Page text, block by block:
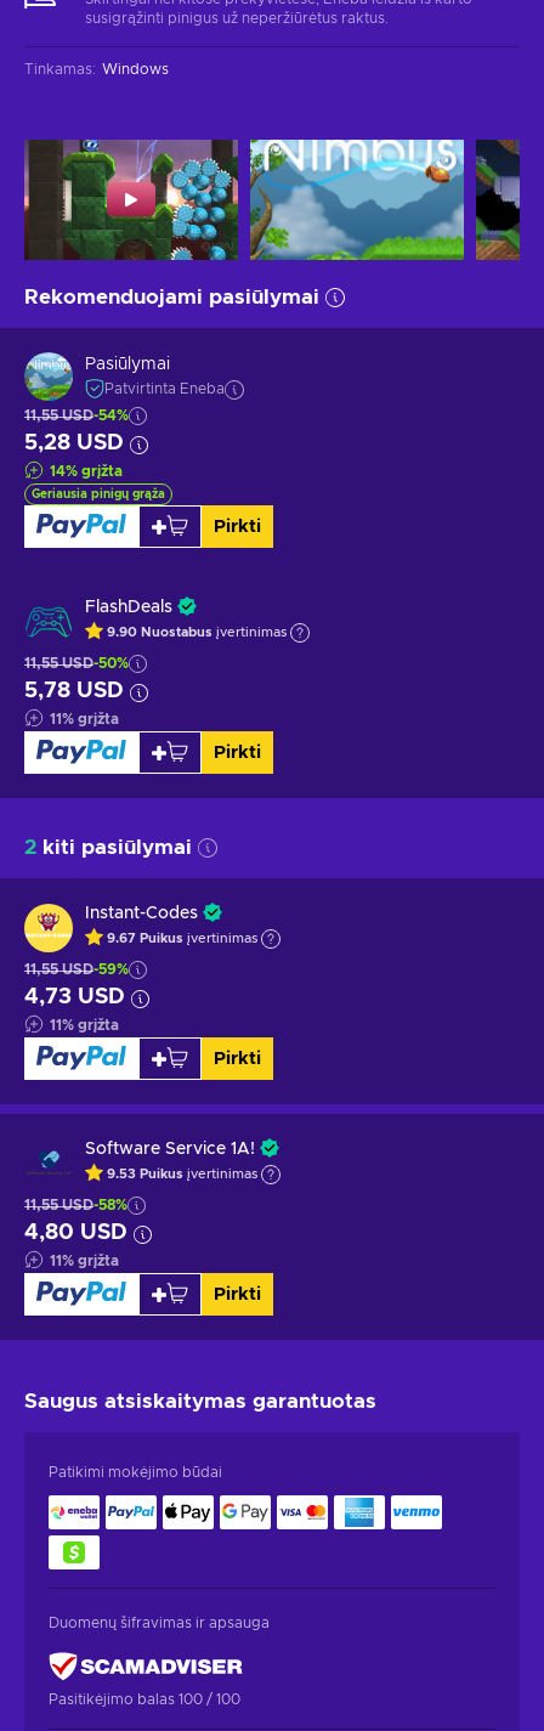
susigrąžinti pinigus už neperžiūrėtus raktus.
Tinkamas: Windows
Rekomenduojami pasiūlymai
Pasiūlymai
Patvirtinta Eneba
11,55 USD-54%
5,28 USD
14% grįžta
Geriausia pinigų grąža
Pirkti
FlashDeals
9.90 Nuostabus įvertinimas
11,55 USD-50%
5,78 USD
11% grįžta
Pirkti
2 kiti pasiūlymai
Instant-Codes
9.67 Puikus įvertinimas
11,55 USD-59%
4,73 USD
11% grįžta
Pirkti
Software Service 1A!
9.53 Puikus įvertinimas
11,55 USD-58%
4,80 USD
11% grįžta
Pirkti
Saugus atsiskaitymas garantuotas
Patikimi mokėjimo būdai
Duomenų šifravimas ir apsauga
Pasitikėjimo balas 100 / 100